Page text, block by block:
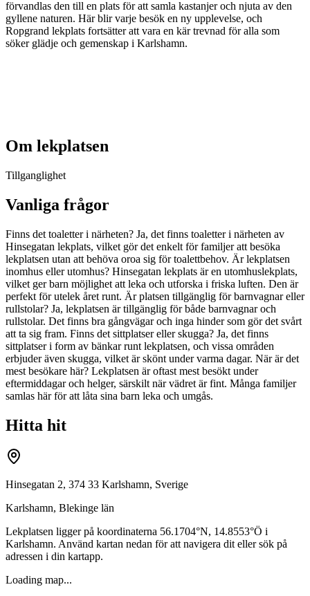
förvandlas den till en plats för att samla kastanjer och njuta av den
gyllene naturen. Här blir varje besök en ny upplevelse, och
Ropgrand lekplats fortsätter att vara en kär trevnad för alla som
söker glädje och gemenskap i Karlshamn.
Om lekplatsen
Tillganglighet
Vanliga frågor
Finns det toaletter i närheten? Ja, det finns toaletter i närheten av
Hinsegatan lekplats, vilket gör det enkelt för familjer att besöka
lekplatsen utan att behöva oroa sig för toalettbehov. Är lekplatsen
inomhus eller utomhus? Hinsegatan lekplats är en utomhuslekplats,
vilket ger barn möjlighet att leka och utforska i friska luften. Den är
perfekt för utelek året runt. Är platsen tillgänglig för barnvagnar eller
rullstolar? Ja, lekplatsen är tillgänglig för både barnvagnar och
rullstolar. Det finns bra gångvägar och inga hinder som gör det svårt
att ta sig fram. Finns det sittplatser eller skugga? Ja, det finns
sittplatser i form av bänkar runt lekplatsen, och vissa områden
erbjuder även skugga, vilket är skönt under varma dagar. När är det
mest besökare här? Lekplatsen är oftast mest besökt under
eftermiddagar och helger, särskilt när vädret är fint. Många familjer
samlas här för att låta sina barn leka och umgås.
Hitta hit
Hinsegatan 2, 374 33 Karlshamn, Sverige
Karlshamn, Blekinge län
Lekplatsen ligger på koordinaterna 56.1704°N, 14.8553°Ö i
Karlshamn. Använd kartan nedan för att navigera dit eller sök på
adressen i din kartapp.
Loading map...